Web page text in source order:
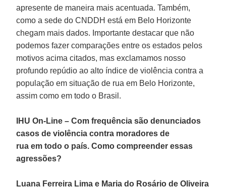
apresente de maneira mais acentuada. Também,
como a sede do CNDDH está em Belo Horizonte
chegam mais dados. Importante destacar que não
podemos fazer comparações entre os estados pelos
motivos acima citados, mas exclamamos nosso
profundo repúdio ao alto índice de violência contra a
população em situação de rua em Belo Horizonte,
assim como em todo o Brasil.
IHU On-Line – Com frequência são denunciados
casos de violência contra moradores de
rua em todo o país. Como compreender essas
agressões?
Luana Ferreira Lima e Maria do Rosário de Oliveira